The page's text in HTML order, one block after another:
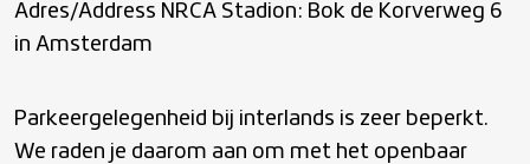
Adres/Address NRCA Stadion: Bok de Korverweg 6
in Amsterdam
Parkeergelegenheid bij interlands is zeer beperkt.
We raden je daarom aan om met het openbaar